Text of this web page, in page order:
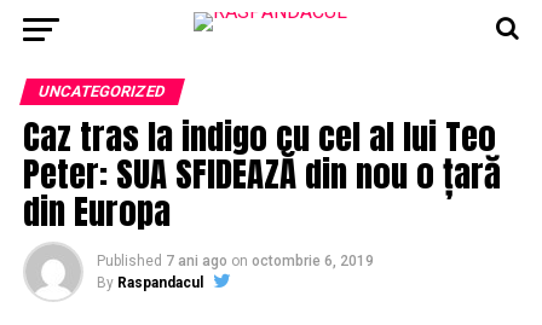
UNCATEGORIZED
Caz tras la indigo cu cel al lui Teo
Peter: SUA SFIDEAZĂ din nou o țară
din Europa
Published 7 ani ago on octombrie 6, 2019
By Raspandacul